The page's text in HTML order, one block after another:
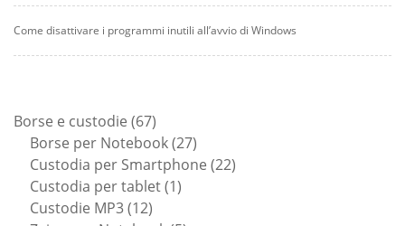
Come disattivare i programmi inutili all’avvio di Windows
Borse e custodie 6767
prodotti
Borse per Notebook 2727
prodotti
Custodia per Smartphone 2222
Custodia per tablet 11
Custodie MP3 1212